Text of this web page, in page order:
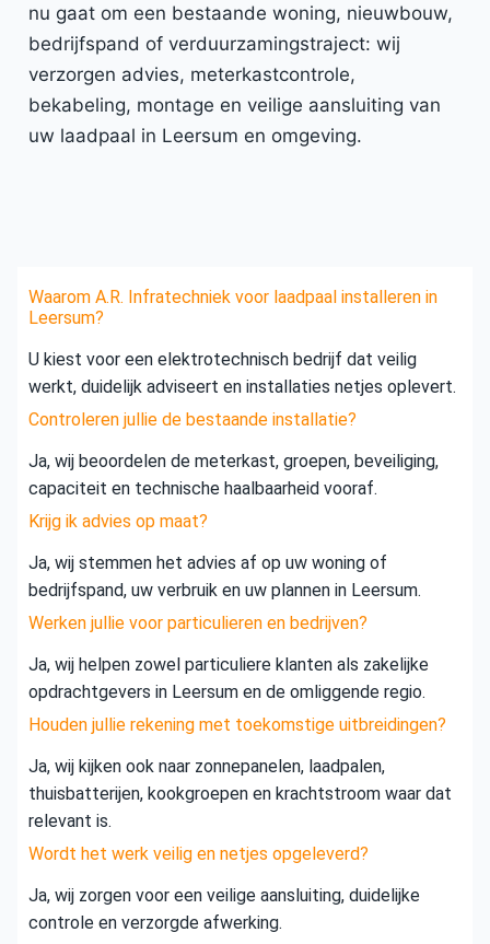
nu gaat om een bestaande woning, nieuwbouw,
bedrijfspand of verduurzamingstraject: wij
verzorgen advies, meterkastcontrole,
bekabeling, montage en veilige aansluiting van
uw laadpaal in Leersum en omgeving.
Waarom A.R. Infratechniek voor laadpaal installeren in
Leersum?
U kiest voor een elektrotechnisch bedrijf dat veilig
werkt, duidelijk adviseert en installaties netjes oplevert.
Controleren jullie de bestaande installatie?
Ja, wij beoordelen de meterkast, groepen, beveiliging,
capaciteit en technische haalbaarheid vooraf.
Krijg ik advies op maat?
Ja, wij stemmen het advies af op uw woning of
bedrijfspand, uw verbruik en uw plannen in Leersum.
Werken jullie voor particulieren en bedrijven?
Ja, wij helpen zowel particuliere klanten als zakelijke
opdrachtgevers in Leersum en de omliggende regio.
Houden jullie rekening met toekomstige uitbreidingen?
Ja, wij kijken ook naar zonnepanelen, laadpalen,
thuisbatterijen, kookgroepen en krachtstroom waar dat
relevant is.
Wordt het werk veilig en netjes opgeleverd?
Ja, wij zorgen voor een veilige aansluiting, duidelijke
controle en verzorgde afwerking.